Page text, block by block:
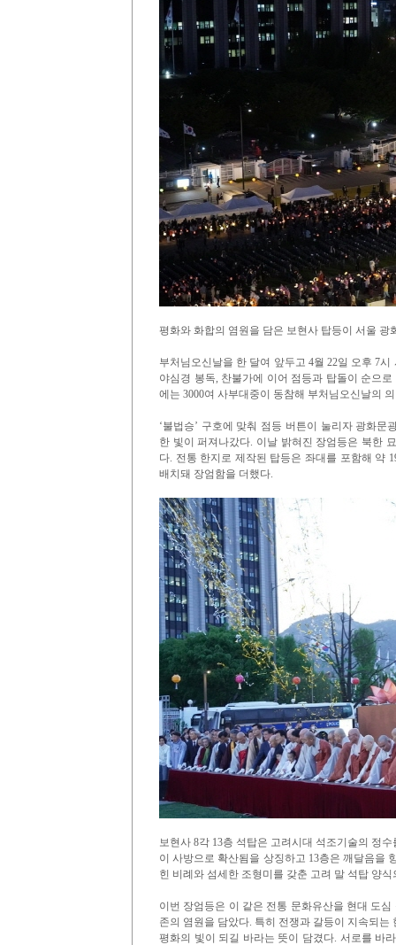
평화와 화합의 염원을 담은 보현사 탑등이 서울 광
부처님오신날을 한 달여 앞두고 4월 22일 오후 7
야심경 봉독, 찬불가에 이어 점등과 탑돌이 순으
에는 3000여 사부대중이 동참해 부처님오신날의
‘불법승’ 구호에 맞춰 점등 버튼이 눌리자 광화
한 빛이 퍼져나갔다. 이날 밝혀진 장엄등은 북한
다. 전통 한지로 제작된 탑등은 좌대를 포함해 약
배치돼 장엄함을 더했다.
보현사 8각 13층 석탑은 고려시대 석조기술의 정
이 사방으로 확산됨을 상징하고 13층은 깨달음을
힌 비례와 섬세한 조형미를 갖춘 고려 말 석탑 양
이번 장엄등은 이 같은 전통 문화유산을 현대 도
존의 염원을 담았다. 특히 전쟁과 갈등이 지속되
평화의 빛이 되길 바라는 뜻이 담겼다. 서로를 바